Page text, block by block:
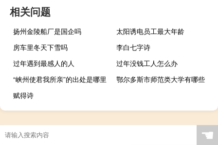
相关问题
扬州金陵船厂是国企吗
太阳诱电员工最大年龄
房车里冬天下雪吗
李白七字诗
过年遇到最感人的人
过年没钱工人怎么办
“峡州使君我所亲”的出处是哪里
鄂尔多斯市师范类大学有哪些
赋得诗
☚